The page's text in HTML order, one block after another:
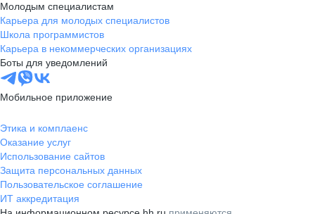
Молодым специалистам
Карьера для молодых специалистов
Школа программистов
Карьера в некоммерческих организациях
Боты для уведомлений
Мобильное приложение
Этика и комплаенс
Оказание услуг
Использование сайтов
Защита персональных данных
Пользовательское соглашение
ИТ аккредитация